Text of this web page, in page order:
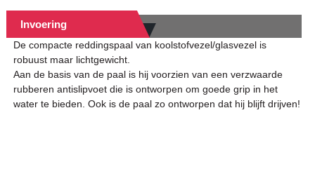
Invoering
De compacte reddingspaal van koolstofvezel/glasvezel is
robuust maar lichtgewicht.
Aan de basis van de paal is hij voorzien van een verzwaarde
rubberen antislipvoet die is ontworpen om goede grip in het
water te bieden. Ook is de paal zo ontworpen dat hij blijft drijven!